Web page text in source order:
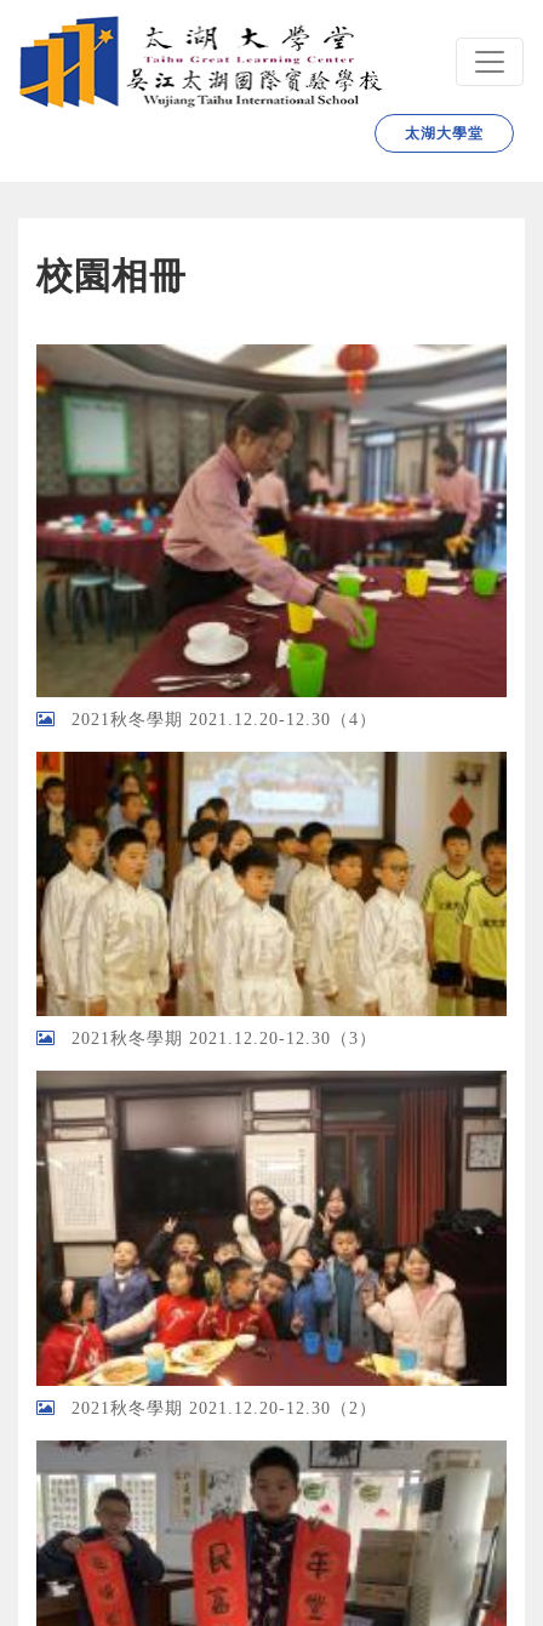
跳转到主要内容
太湖大學堂
校園相冊
2021秋冬學期 2021.12.20-12.30（4）
2021秋冬學期 2021.12.20-12.30（3）
2021秋冬學期 2021.12.20-12.30（2）